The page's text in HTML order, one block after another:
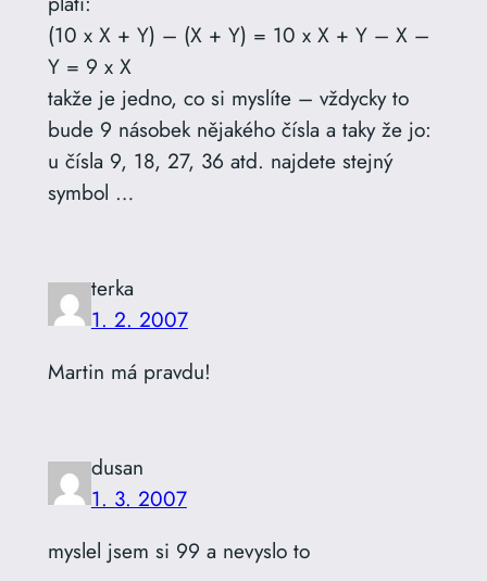
(10 x X + Y) – (X + Y) = 10 x X + Y – X –
Y = 9 x X
takže je jedno, co si myslíte – vždycky to
bude 9 násobek nějakého čísla a taky že jo:
u čísla 9, 18, 27, 36 atd. najdete stejný
symbol …
terka
1. 2. 2007
Martin má pravdu!
dusan
1. 3. 2007
myslel jsem si 99 a nevyslo to